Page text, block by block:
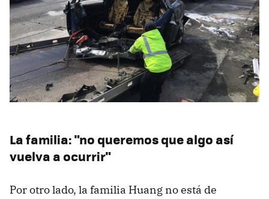
La familia: "no queremos que algo así
vuelva a ocurrir"
Por otro lado, la familia Huang no está de